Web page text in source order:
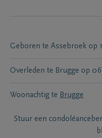
Geboren te Assebroek op
Overleden te Brugge op
Woonachtig te Brugge
Stuur een